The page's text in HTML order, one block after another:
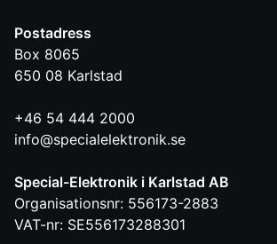
Postadress
Box 8065
650 08 Karlstad
+46 54 444 2000
info@specialelektronik.se
Special-Elektronik i Karlstad AB
Organisationsnr: 556173-2883
VAT-nr: SE556173288301